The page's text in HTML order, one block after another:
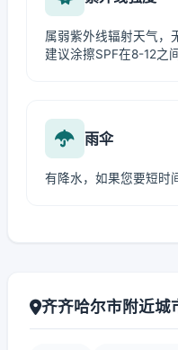
属弱紫外线辐射天气，
建议涂擦SPF在8-12之
雨伞
有降水，如果您要短时
齐齐哈尔市附近城